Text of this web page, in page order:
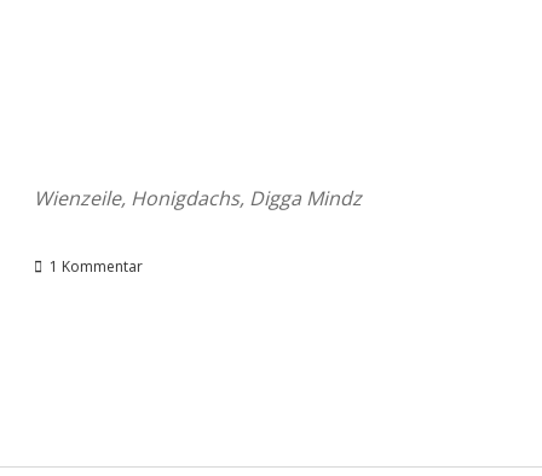
Wienzeile, Honigdachs, Digga Mindz
1 Kommentar